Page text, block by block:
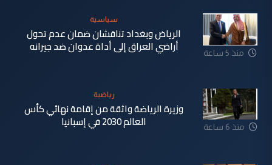
منذ 5 ساعة
سياسية
الرياض وبغداد تناقشان ضمان عدم تحول
أراضي العراق إلى أداة عدوان ضد جيرانه
منذ 6 ساعة
رياضية
وزيرة الرياضة واثقة من إقامة نهائي كأس
العالم 2030 في إسبانيا